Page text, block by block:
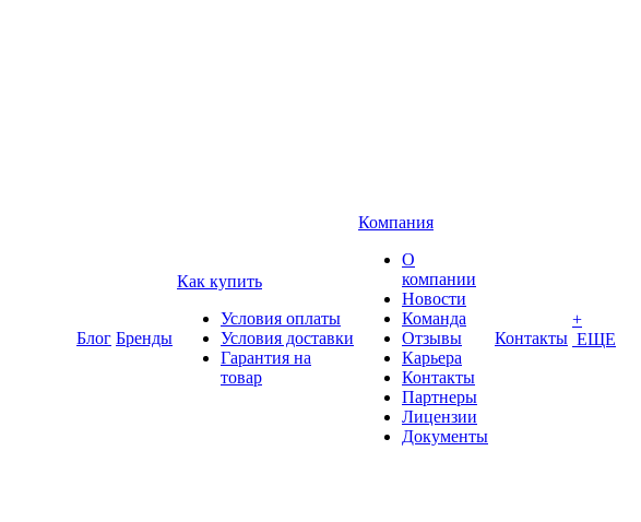
Блог Бренды
Как купить
Условия оплаты
Условия доставки
Гарантия на
товар
Компания
О
компании
Новости
Команда
Отзывы
Карьера
Контакты
Партнеры
Лицензии
Документы
Контакты
+
ЕЩЕ